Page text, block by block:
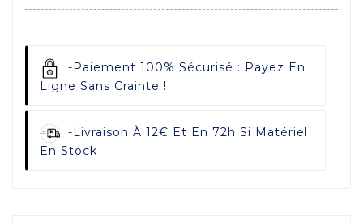
- Paiement 100% Sécurisé : Payez En
Ligne Sans Crainte !
- Livraison À 12€ Et En 72h Si Matériel
En Stock